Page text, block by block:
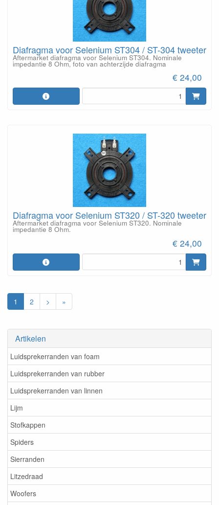
Artikelen
Luidsprekerranden van foam
Luidsprekerranden van rubber
Luidsprekerranden van linnen
Lijm
Stofkappen
Spiders
Sierranden
Litzedraad
Woofers
Diafragma voor Selenium ST304 / ST-304 tweeter
Aftermarket diafragma voor Selenium ST304. Nominale
impedantie 8 Ohm, foto van achterzijde diafragma
€ 24,00
Diafragma voor Selenium ST320 / ST-320 tweeter
Aftermarket diafragma voor Selenium ST320. Nominale
impedantie 8 Ohm.
€ 24,00
1 2 > »